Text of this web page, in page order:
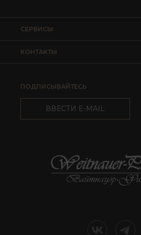
КОНТАКТЫ
СЕРВИСЫ
ПОДПИСЫВАЙТЕСЬ
ВВЕСТИ E-MAIL